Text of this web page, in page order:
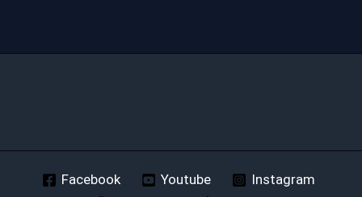
Facebook Youtube
Instagram